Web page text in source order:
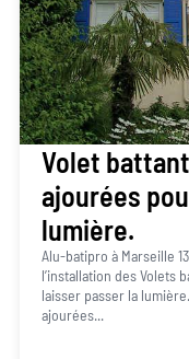
Volet
ajourées
lumière.
Alu-batipro à Marseille
l’installation des Volets
laisser passer la
ajourées...